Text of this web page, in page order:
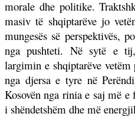
morale dhe politike.
masiv të shqiptarëve jo
mungesës së perspektivës,
nga pushteti. Në sytë e
largimin e shqiptarëve
nga djersa e tyre në
Kosovën nga rinia e saj më
i shëndetshëm dhe më